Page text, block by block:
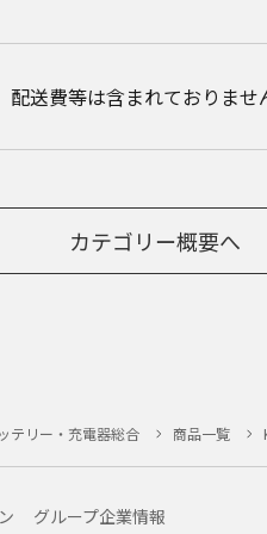
送費等は含まれておりませ
カテゴリー概要へ
テリー・充電器総合 商品一覧
グループ企業情報